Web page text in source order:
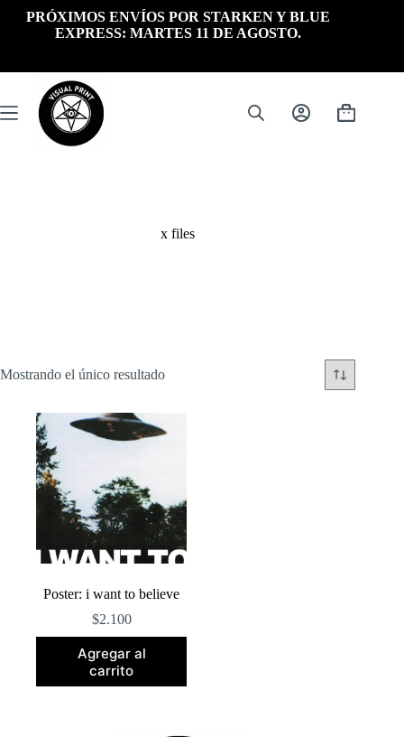
PRÓXIMOS ENVÍOS POR STARKEN Y BLUE
EXPRESS: MARTES 11 DE AGOSTO.
Carrito
x files
Mostrando el único resultado
Poster: i want to believe
$2.100
Agregar al
carrito